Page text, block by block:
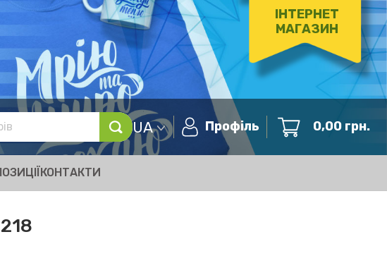
ІНТЕРНЕТ
МАГАЗИН
UA Профіль 0,00 грн.
КОНТАКТИ